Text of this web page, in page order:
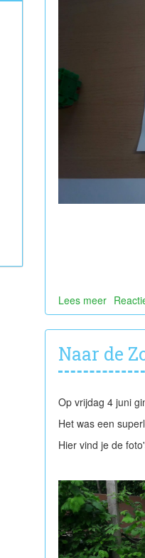
Lees meerover
Naar de
Op vrijdag 4 juni
Het was een
Hier vind je de